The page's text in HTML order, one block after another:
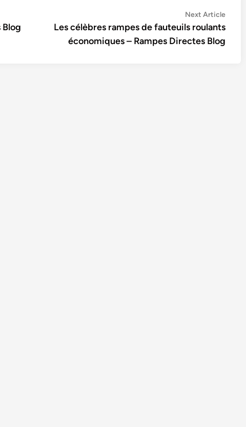
Next ArticleNext
article:
Les célèbres rampes de fauteuils roulants
économiques – Rampes Directes Blog